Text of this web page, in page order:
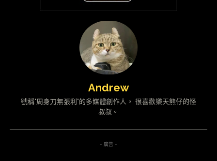
Andrew
號稱"周身刀無張利"的多媒體創作人。 很喜歡樂天熊仔的怪
叔叔。
- 廣告 -